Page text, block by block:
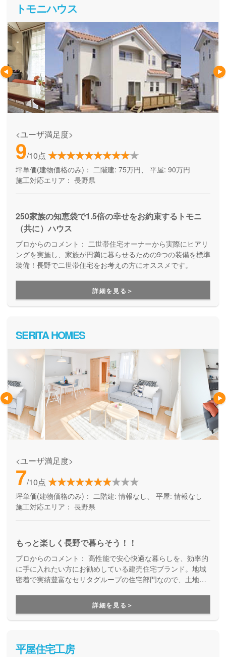
トモニハウス
<ユーザ満足度>
9/10点
坪単価(建物価格のみ)： 二階建: 75万円、 平屋: 90万円
施工対応エリア： 長野県
250家族の知恵袋で1.5倍の幸せをお約束するトモニ
（共に）ハウス
プロからのコメント： 二世帯住宅オーナーから実際にヒアリ
ングを実施し、家族が円満に暮らせるための9つの装備を標準
装備！長野で二世帯住宅をお考えの方にオススメです。
詳細を見る＞
SERITA HOMES
<ユーザ満足度>
7/10点
坪単価(建物価格のみ)： 二階建: 情報なし、 平屋: 情報なし
施工対応エリア： 長野県
もっと楽しく長野で暮らそう！！
プロからのコメント： 高性能で安心快適な暮らしを、効率的
に手に入れたい方にお勧めしている建売住宅ブランド。地域
密着で実績豊富なセリタグループの住宅部門なので、土地探
老後や相続のことまで、長きに渡りまるっとお任せいただけ
詳細を見る＞
平屋住宅工房